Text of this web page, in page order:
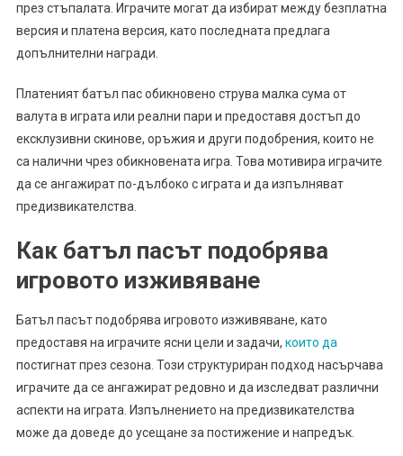
през стъпалата. Играчите могат да избират между безплатна
версия и платена версия, като последната предлага
допълнителни награди.
Платеният батъл пас обикновено струва малка сума от
валута в играта или реални пари и предоставя достъп до
ексклузивни скинове, оръжия и други подобрения, които не
са налични чрез обикновената игра. Това мотивира играчите
да се ангажират по-дълбоко с играта и да изпълняват
предизвикателства.
Как батъл пасът подобрява
игровото изживяване
Батъл пасът подобрява игровото изживяване, като
предоставя на играчите ясни цели и задачи, които да
постигнат през сезона. Този структуриран подход насърчава
играчите да се ангажират редовно и да изследват различни
аспекти на играта. Изпълнението на предизвикателства
може да доведе до усещане за постижение и напредък.